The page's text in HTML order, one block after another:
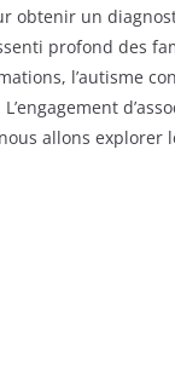
un
profond des
l’autisme
allons explorer